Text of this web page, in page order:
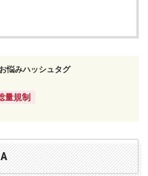
悩みハッシュタグ
量規制